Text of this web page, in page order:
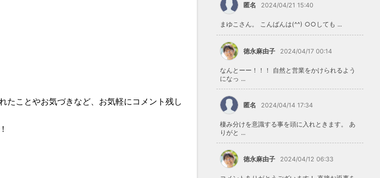
たことやお気づきなど、お気軽にコメント残し
匿名 2024/04/21 15:40
まゆこさん。 こんばんは(^^) ○○しても ...
徳永麻由子 2024/04/17 00:14
なんとーー！！！ 自然と営業をかけられるよう
になっ ...
匿名 2024/04/14 17:34
棲み分けを意識する事を頭に入れときます。 あ
りがと ...
徳永麻由子 2024/04/12 06:33